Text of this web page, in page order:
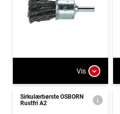
Vis
Sirkulærbørste OSBORN
Rustfri A2